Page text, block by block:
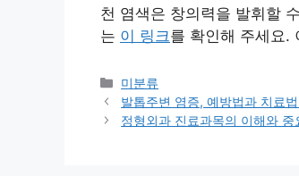
천 염색은 창의력을 발휘할
는 이 링크를 확인해 주세요.
Categories
미분류
발톱주변 염증, 예방법과 치료
정형외과 진료과목의 이해와 중